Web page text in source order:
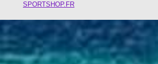
SPORTSHOP.FR